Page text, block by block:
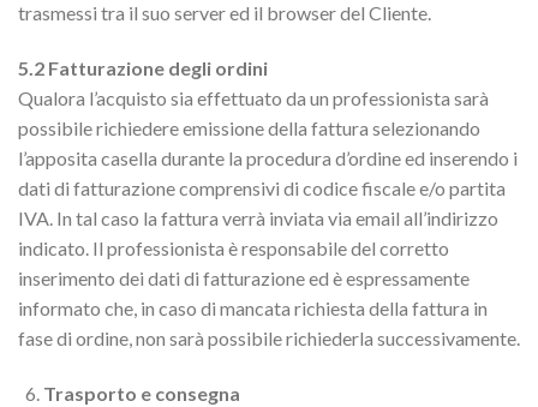
trasmessi tra il suo server ed il browser del Cliente.
5.2 Fatturazione degli ordini
Qualora l’acquisto sia effettuato da un professionista sarà
possibile richiedere emissione della fattura selezionando
l’apposita casella durante la procedura d’ordine ed inserendo i
dati di fatturazione comprensivi di codice fiscale e/o partita
IVA. In tal caso la fattura verrà inviata via email all’indirizzo
indicato. Il professionista è responsabile del corretto
inserimento dei dati di fatturazione ed è espressamente
informato che, in caso di mancata richiesta della fattura in
fase di ordine, non sarà possibile richiederla successivamente.
Trasporto e consegna